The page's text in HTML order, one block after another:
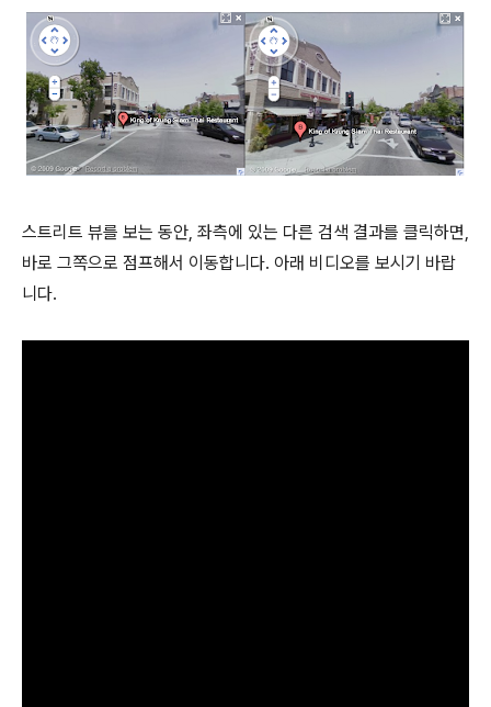
스트리트 뷰를 보는 동안, 좌측에 있는 다른 검색 결과를 클릭하면,
바로 그쪽으로 점프해서 이동합니다. 아래 비디오를 보시기 바랍
니다.